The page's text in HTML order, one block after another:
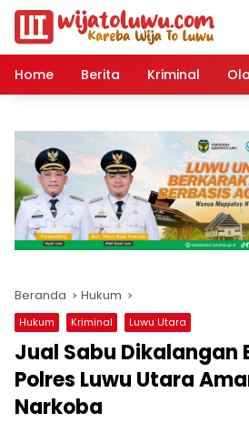
Langsung
konten
Home
Berita Kriminal
Beranda Hukum
Hukum Kriminal Luwu Utara
Jual Sabu Dikalangan
Polres Luwu Utara
Narkoba